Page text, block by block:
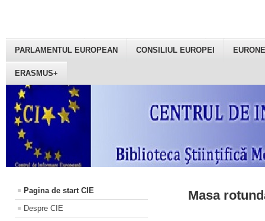
PARLAMENTUL EUROPEAN CONSILIUL EUROPEI
ERASMUS+
Pagina de start CIE
Despre CIE
Masa